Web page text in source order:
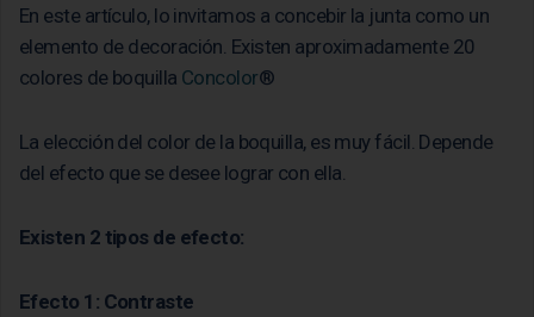
En este artículo, lo invitamos a concebir la junta como un
elemento de decoración. Existen aproximadamente 20
colores de boquilla Concolor®
La elección del color de la boquilla, es muy fácil. Depende
del efecto que se desee lograr con ella.
Existen 2 tipos de efecto:
Efecto 1: Contraste